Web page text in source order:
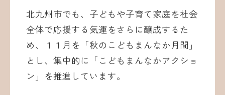
北九州市でも、子どもや子育て家庭を社会
全体で応援する気運をさらに醸成するた
め、１１月を「秋のこどもまんなか月間」
とし、集中的に「こどもまんなかアクショ
ン」を推進しています。